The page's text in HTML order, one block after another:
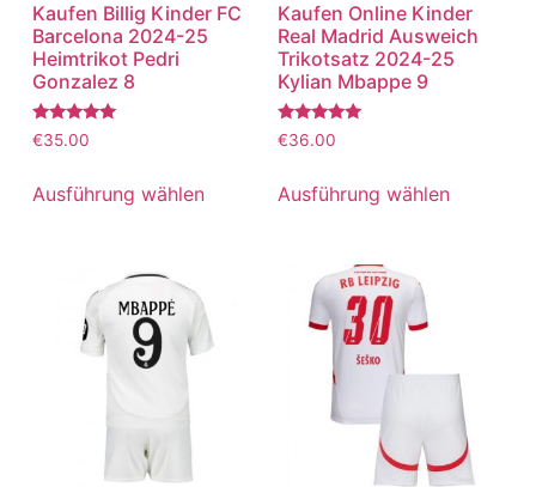
Kaufen Billig Kinder FC
Barcelona 2024-25
Heimtrikot Pedri
Gonzalez 8
Bewertet
mit
€35.00
Ausführung wählen
Kaufen Online Kinder
Real Madrid Ausweich
Trikotsatz 2024-25
Kylian Mbappe 9
Bewertet
mit
€36.00
Ausführung wählen